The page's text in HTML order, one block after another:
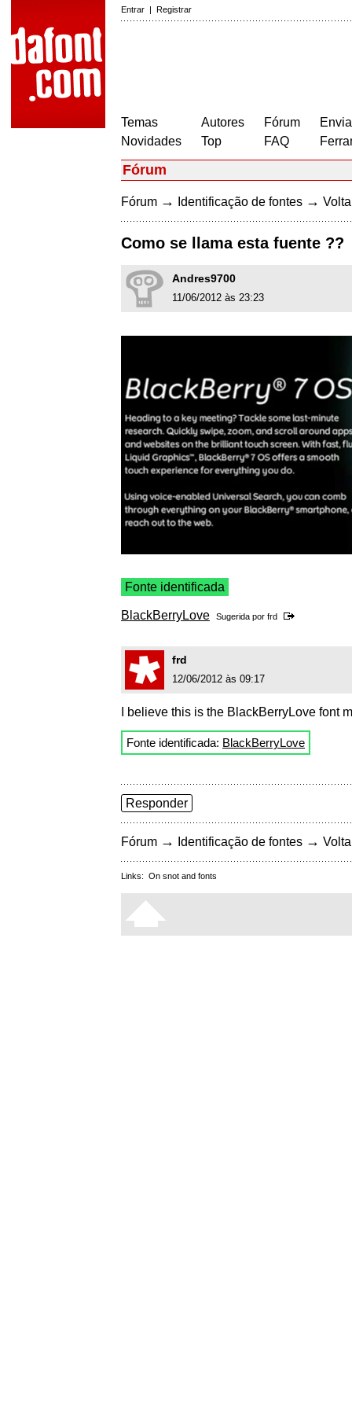
Entrar | Registrar
Temas
Novidades
Autores
Top
Fórum
FAQ
Fórum
Fórum → Identificação de fontes →
Como se llama esta fuente ??
Andres9700
11/06/2012 às 23:23
Fonte identificada
BlackBerryLove Sugerida por frd
frd
12/06/2012 às 09:17
I believe this is the BlackBerryLove font
Fonte identificada: BlackBerryLove
Responder
Fórum → Identificação de fontes →
Links: On snot and fonts